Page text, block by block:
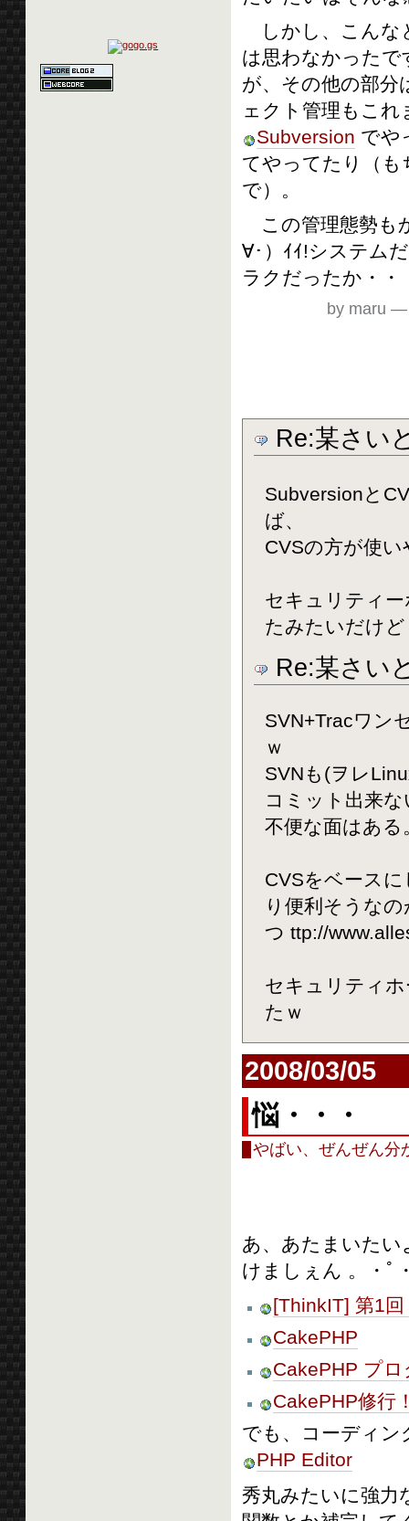
しかし、こんな
は思わなかったで
が、その他の部分
ェクト管理もこ
Subversion でや
てやってたり（も
で）。
この管理態勢も
∀･）ｲｲ!システム
ラクだったか・・
by maru
Re:某さい
Subversionと
ば、
CVSの方が使
セキュリティ
たみたいだけ
Re:某さい
SVN+Tracワン
ｗ
SVNも(ヲレ
コミット出来
不便な面はある
CVSをベース
り便利そうな
つ ttp://
セキュリティ
たｗ
2008/03/05
悩・・・
やばい、ぜんぜん分
あ、あたまいたい
けましぇん 。・ﾟ
[ThinkIT] 第1
CakePHP
CakePHP プ
CakePHP修行
でも、コーディン
PHP Editor
秀丸みたいに強力